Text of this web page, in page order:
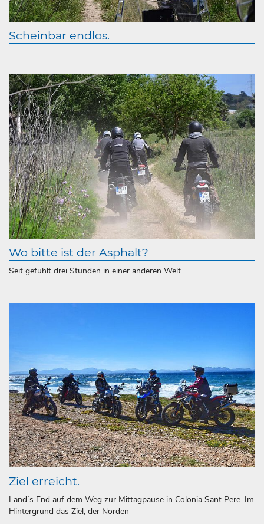
Scheinbar endlos.
Wo bitte ist der Asphalt?
Seit gefühlt drei Stunden in einer anderen Welt.
Ziel erreicht.
Land´s End auf dem Weg zur Mittagpause in Colonia Sant Pere. Im
Hintergrund das Ziel, der Norden